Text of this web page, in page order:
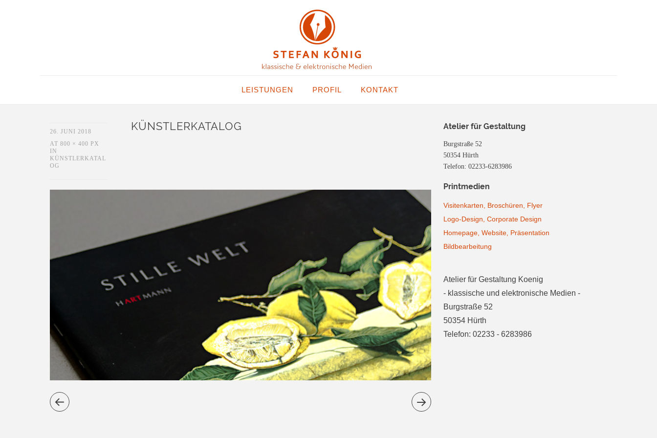
LEISTUNGEN PROFIL KONTAKT
26. JUNI 2018
AT 800 × 400 PX
IN
KÜNSTLERKATAL
OG
KÜNSTLERKATALOG Atelier für Gestaltung
Burgstraße 52
50354 Hürth
Telefon: 02233-6283986
Printmedien
Visitenkarten, Broschüren, Flyer
Logo-Design, Corporate Design
Homepage, Website, Präsentation
Bildbearbeitung
Atelier für Gestaltung Koenig
- klassische und elektronische Medien -
Burgstraße 52
50354 Hürth
Telefon: 02233 - 6283986